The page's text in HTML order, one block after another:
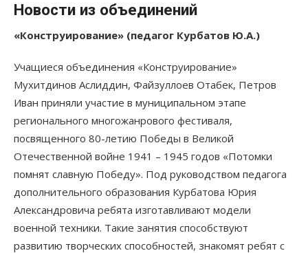
Новости из объединений
«Конструирование» (педагог Курбатов Ю.А.)
Учащиеся объединения «Конструирование»
Мухитдинов Аслиддин, Файзуллоев Отабек, Петров
Иван приняли участие в муниципальном этапе
регионального многожанрового фестиваля,
посвященного 80-летию Победы в Великой
Отечественной войне 1941 – 1945 годов «Потомки
помнят славную Победу». Под руководством педагога
дополнительного образования Курбатова Юрия
Александровича ребята изготавливают модели
военной техники. Такие занятия способствуют
развитию творческих способностей, знакомят ребят с